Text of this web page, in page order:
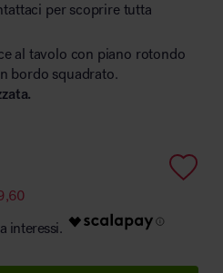
per scoprire tutta
al tavolo con piano rotondo
bordo squadrato.